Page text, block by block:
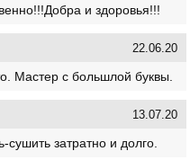
и здоровья!!!
22.06.20
Мастер с большлой буквы.
13.07.20
затратно и долго.